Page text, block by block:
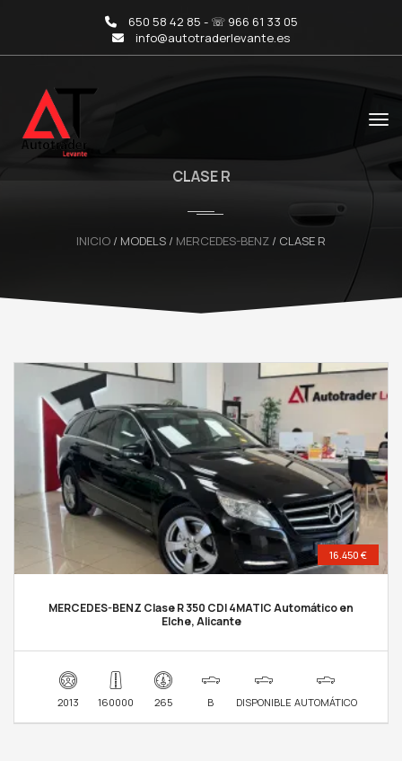
650 58 42 85 - ☏ 966 61 33 05
info@autotraderlevante.es
CLASE R
INICIO / MODELS / MERCEDES-BENZ / CLASE R
16.450 €
MERCEDES-BENZ Clase R 350 CDI 4MATIC Automático en
Elche, Alicante
2013 160000 265 B DISPONIBLE AUTOMÁTICO